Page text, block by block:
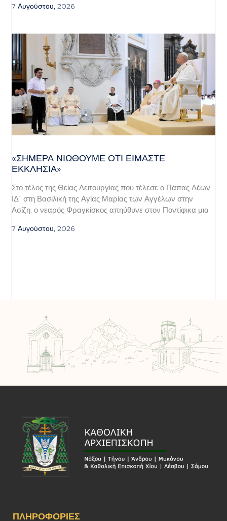
7 Αυγούστου, 2026
«ΣΉΜΕΡΑ ΝΙΏΘΟΥΜΕ ΌΤΙ ΕΊΜΑΣΤΕ
ΕΚΚΛΗΣΊΑ»
Στο τέλος της Θείας Λειτουργίας που τέλεσε ο Πάπας Λέων
ΙΔ΄ στη Βασιλική της Αγίας Μαρίας των Αγγέλων στην
Ασίζη, ο νεαρός Φραγκίσκος απηύθυνε στον Ποντίφικα μια
7 Αυγούστου, 2026
ΠΛΗΡΟΦΟΡΊΕΣ